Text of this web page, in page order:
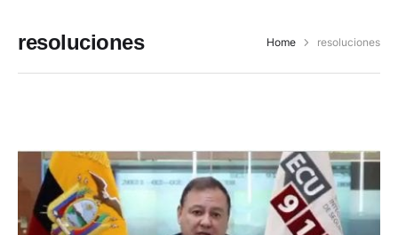
resoluciones Home resoluciones